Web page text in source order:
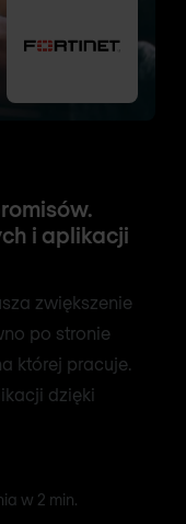
i aplikacji
zwiększenie
po stronie
której pracuje.
dzięki
w 2 min.